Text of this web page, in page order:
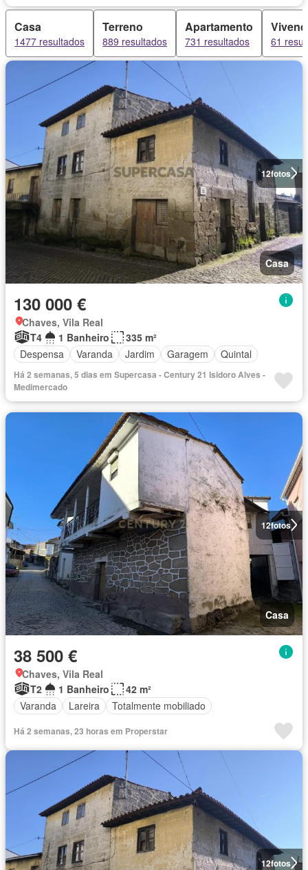
Casa
1477 resultados
Terreno
889 resultados
Apartamento
731 resultados 61
12fotos
Casa
130 000 €
Chaves, Vila Real
T4
1 Banheiro
335 m²
Despensa
Varanda Jardim Garagem Quintal
Há 2 semanas, 5 dias em Supercasa - Century 21 Isidoro Alves -
Medimercado
12fotos
Casa
38 500 €
Chaves, Vila Real
T2
1 Banheiro
42 m²
Varanda
Lareira Totalmente mobiliado
Há 2 semanas, 23 horas em Properstar
12fotos